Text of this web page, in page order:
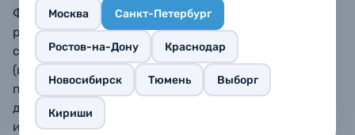
Москва Санкт-Петербург
Ростов-на-Дону Краснодар
Новосибирск Тюмень Выборг
Кириши
Френеля, обеспечивающей эффективное
равномерное распределение света от большого
светодиода мощностью 50 Вт. Фокусировка
(изменение угла освещения) осуществляется
поворотом кольца на корпусе. Хорошо работает
даже на значительном расстоянии. Благодаря
использованию светодиодов при столь высокой